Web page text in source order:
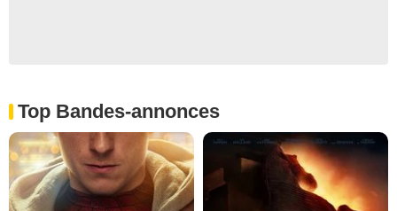
Top Bandes-annonces